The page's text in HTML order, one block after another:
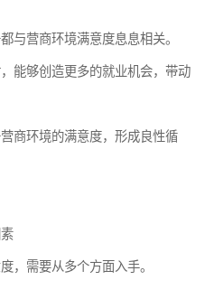
与营商环境满意度息息相关。
能够创造更多的就业机会，带动
商环境的满意度，形成良性循
，需要从多个方面入手。